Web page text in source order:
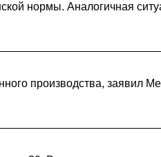
нормы. Аналогичная
производства, заявил